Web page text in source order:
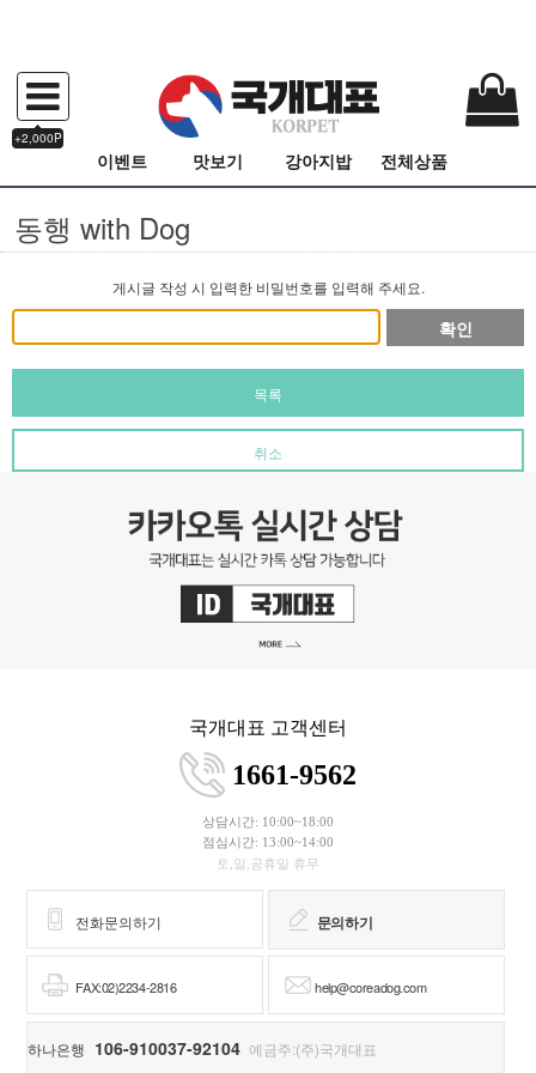
+2,000P
이벤트 맛보기 강아지밥 전체상품
동행 with Dog
게시글 작성 시 입력한 비밀번호를 입력해 주세요.
확인
목록
취소
국개대표 고객센터
1661-9562
상담시간: 10:00~18:00
점심시간: 13:00~14:00
토,일,공휴일 휴무
전화문의하기 문의하기
FAX:02)2234-2816 help@coreadog.com
하나은행 106-910037-92104 예금주:(주)국개대표